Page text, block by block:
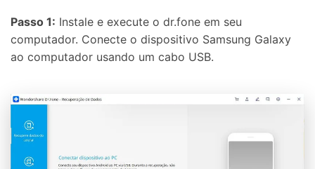
Passo 1: Instale e execute o dr.fone em seu
computador. Conecte o dispositivo Samsung Galaxy
ao computador usando um cabo USB.